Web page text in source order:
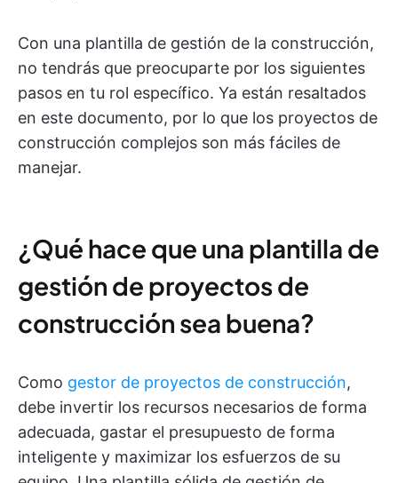
Con una plantilla de gestión de la construcción,
no tendrás que preocuparte por los siguientes
pasos en tu rol específico. Ya están resaltados
en este documento, por lo que los proyectos de
construcción complejos son más fáciles de
manejar.
¿Qué hace que una plantilla de
gestión de proyectos de
construcción sea buena?
Como gestor de proyectos de construcción,
debe invertir los recursos necesarios de forma
adecuada, gastar el presupuesto de forma
inteligente y maximizar los esfuerzos de su